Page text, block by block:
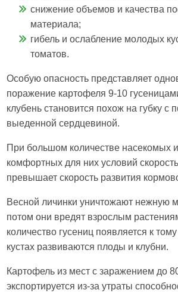
снижение объемов и качества
материала;
гибель и ослабление молодых
томатов.
Особую опасность представляет
поражение картофеля 9-10
клубень становится похож на губку с
выеденной сердцевиной.
При большом количестве насекомых
комфортных для них условий
превышает скорость развития
Весной личинки уничтожают нежную
потом они вредят взрослым
количество гусениц появляется к
кустах развиваются плоды и клубни.
Картофель из мест с заражением до
экспортируется из-за утраты